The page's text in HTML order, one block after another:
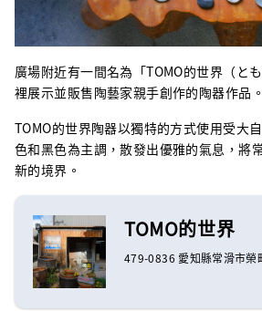
廣場附近有一間名為「TOMO的世界（と
裡展示並販售陶藝家親手創作的陶器作品。
TOMO的世界陶器以獨特的方式使用受大
色和黑色為主調，散發出優雅的氣息，將
新的境界。
TOMO的世界
479-0836 愛知縣常滑市榮